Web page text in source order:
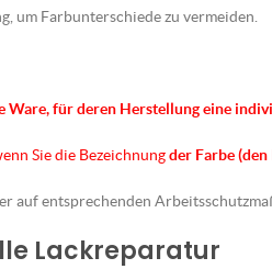
um Farbunterschiede zu vermeiden.
Ware, für deren Herstellung eine
Sie die Bezeichnungder Farbe
auf entsprechenden
Lackreparatur